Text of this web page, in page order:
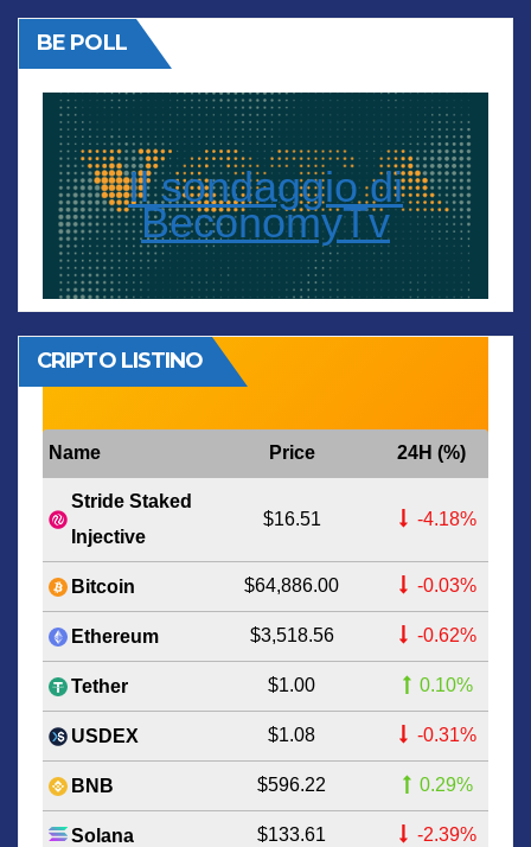
BE POLL
Il sondaggio di
BeconomyTv
CRIPTO LISTINO
Name Price 24H (%)
Stride Staked
Injective
$16.51 -4.18%
Bitcoin $64,886.00 -0.03%
Ethereum $3,518.56 -0.62%
Tether $1.00 0.10%
USDEX $1.08 -0.31%
BNB $596.22 0.29%
Solana $133.61 -2.39%